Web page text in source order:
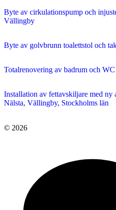
Byte av cirkulationspump och
Vällingby
Byte av golvbrunn toalettstol och
Totalrenovering av badrum och
Installation av fettavskiljare med
Nälsta, Vällingby, Stockholms län
© 2026